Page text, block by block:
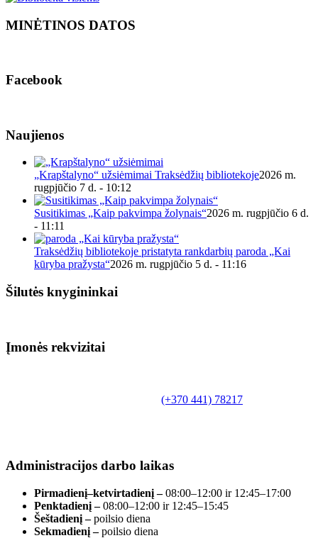
MINĖTINOS DATOS
Facebook
Naujienos
„Krapštalyno“ užsiėmimai Traksėdžių bibliotekoje2026 m.
rugpjūčio 7 d. - 10:12
Susitikimas „Kaip pakvimpa žolynais“2026 m. rugpjūčio 6 d.
- 11:11
Traksėdžių bibliotekoje pristatyta rankdarbių paroda „Kai
kūryba pražysta“2026 m. rugpjūčio 5 d. - 11:16
Šilutės knygininkai
Įmonės rekvizitai
(+370 441) 78217
Administracijos darbo laikas
Pirmadienį–ketvirtadienį –08:00–12:00 ir 12:45–17:00
Penktadienį –08:00–12:00 ir 12:45–15:45
Šeštadienį –poilsio diena
Sekmadienį –poilsio diena